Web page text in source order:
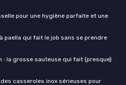
pour une hygiène parfaite et une
paella qui fait le job sans se prendre
: la grosse sauteuse qui fait (presque)
des casseroles inox sérieuses pour